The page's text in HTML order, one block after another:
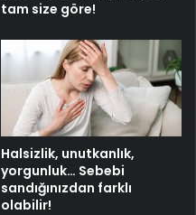
tam size göre!
Halsizlik, unutkanlık,
yorgunluk… Sebebi
sandığınızdan farklı
olabilir!